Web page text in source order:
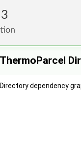
Foundation
ThermoParcel
Directory dependency